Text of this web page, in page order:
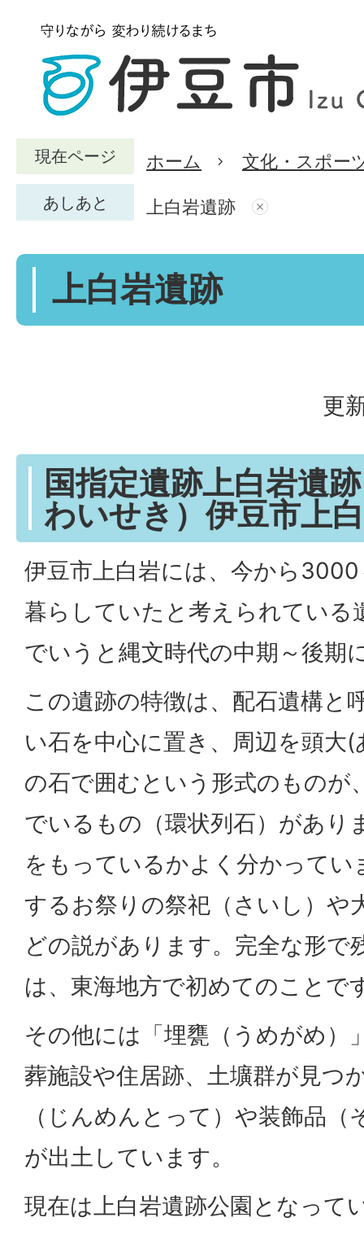
現在ページ ホーム 文化・スポー
あしあと 上白岩遺跡
上白岩遺跡
更
国指定遺跡上白岩遺
わいせき）伊豆市上
伊豆市上白岩には、今から
暮らしていたと考えられている
でいうと縄文時代の中期～後期
この遺跡の特徴は、配石遺構と
い石を中心に置き、周辺を頭大
の石で囲むという形式のものが
でいるもの（環状列石）があり
をもっているかよく分かってい
するお祭りの祭祀（さいし）や
どの説があります。完全な形で
は、東海地方で初めてのことで
その他には「埋甕（うめがめ）
葬施設や住居跡、土壙群が見つ
（じんめんとって）や装飾品
が出土しています。
現在は上白岩遺跡公園となって